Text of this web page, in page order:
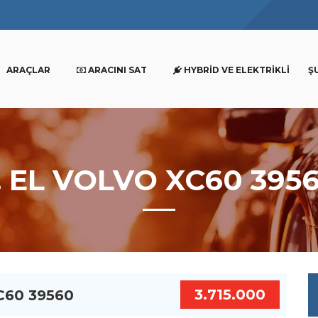
ARAÇLAR ARACINI SAT HYBRID VE ELEKTRIKLI
EL VOLVO XC60
39560
3.715.000